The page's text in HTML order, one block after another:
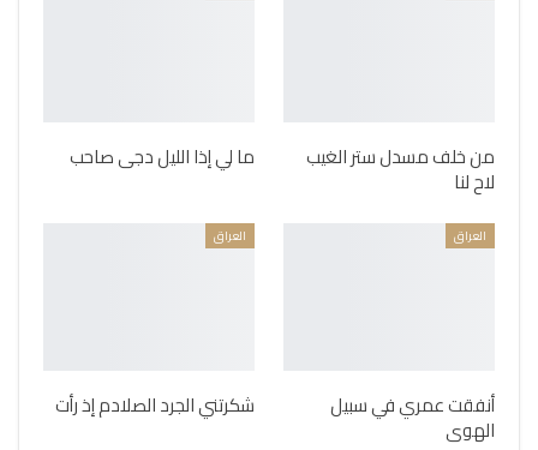
من خلف مسدل ستر الغيب
لاح لنا
ما لي إذا الليل دجى صاحب
العراق
أنفقت عمري في سبيل
الهوى
العراق
شكرتني الجرد الصلادم إذ رأت